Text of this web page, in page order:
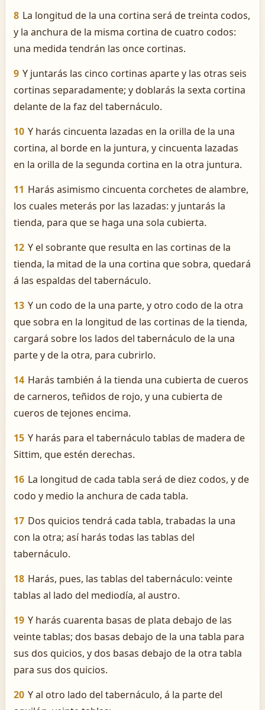
8 La longitud de la una cortina será de treinta codos,
y la anchura de la misma cortina de cuatro codos:
una medida tendrán las once cortinas.
9 Y juntarás las cinco cortinas aparte y las otras seis
cortinas separadamente; y doblarás la sexta cortina
delante de la faz del tabernáculo.
10 Y harás cincuenta lazadas en la orilla de la una
cortina, al borde en la juntura, y cincuenta lazadas
en la orilla de la segunda cortina en la otra juntura.
11 Harás asimismo cincuenta corchetes de alambre,
los cuales meterás por las lazadas: y juntarás la
tienda, para que se haga una sola cubierta.
12 Y el sobrante que resulta en las cortinas de la
tienda, la mitad de la una cortina que sobra, quedará
á las espaldas del tabernáculo.
13 Y un codo de la una parte, y otro codo de la otra
que sobra en la longitud de las cortinas de la tienda,
cargará sobre los lados del tabernáculo de la una
parte y de la otra, para cubrirlo.
14 Harás también á la tienda una cubierta de cueros
de carneros, teñidos de rojo, y una cubierta de
cueros de tejones encima.
15 Y harás para el tabernáculo tablas de madera de
Sittim, que estén derechas.
16 La longitud de cada tabla será de diez codos, y de
codo y medio la anchura de cada tabla.
17 Dos quicios tendrá cada tabla, trabadas la una
con la otra; así harás todas las tablas del
tabernáculo.
18 Harás, pues, las tablas del tabernáculo: veinte
tablas al lado del mediodía, al austro.
19 Y harás cuarenta basas de plata debajo de las
veinte tablas; dos basas debajo de la una tabla para
sus dos quicios, y dos basas debajo de la otra tabla
para sus dos quicios.
20 Y al otro lado del tabernáculo, á la parte del